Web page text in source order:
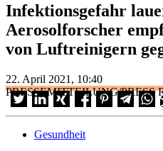
Infektionsgefahr
Aerosolforscher
von Luftreinigern
22. April 2021, 10:40
PRESSEMITTEILUNG/PRESS
Gesundheit